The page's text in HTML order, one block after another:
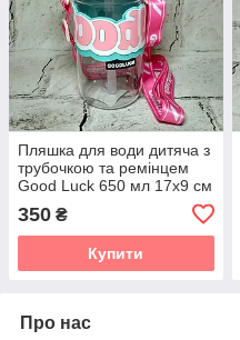
Пляшка для води дитяча з
трубочкою та ремінцем
Good Luck 650 мл 17х9 см
350 ₴
Купити
Про нас